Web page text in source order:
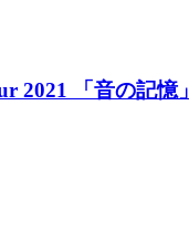
2021 「音の記憶」